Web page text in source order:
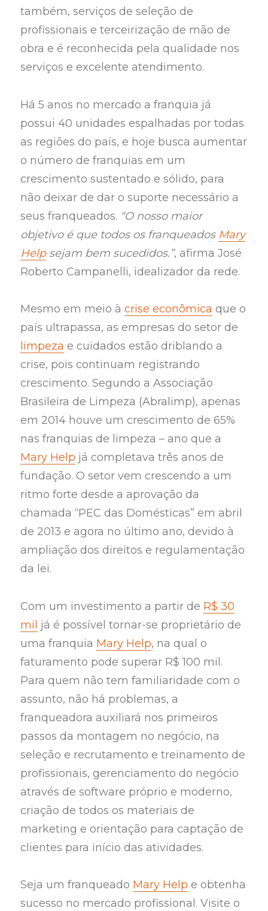
também, serviços de seleção de
profissionais e terceirização de mão de
obra e é reconhecida pela qualidade nos
serviços e excelente atendimento.
Há 5 anos no mercado a franquia já
possui 40 unidades espalhadas por todas
as regiões do país, e hoje busca aumentar
o número de franquias em um
crescimento sustentado e sólido, para
não deixar de dar o suporte necessário a
seus franqueados. “O nosso maior
objetivo é que todos os franqueados Mary
Helpsejam bem sucedidos.”, afirma José
Roberto Campanelli, idealizador da rede.
Mesmo em meio àcrise econômica que o
país ultrapassa, as empresas do setor de
limpeza e cuidados estão driblando a
crise, pois continuam registrando
crescimento. Segundo a Associação
Brasileira de Limpeza (Abralimp), apenas
em 2014 houve um crescimento de 65%
nas franquias de limpeza – ano que a
Mary Help já completava três anos de
fundação. O setor vem crescendo a um
ritmo forte desde a aprovação da
chamada “PEC das Domésticas” em abril
de 2013 e agora no último ano, devido à
ampliação dos direitos e regulamentação
da lei.
Com um investimento a partir de R$ 30
mil já é possível tornar-se proprietário de
uma franquia Mary Help, na qual o
faturamento pode superar R$ 100 mil.
Para quem não tem familiaridade com o
assunto, não há problemas, a
franqueadora auxiliará nos primeiros
passos da montagem no negócio, na
seleção e recrutamento e treinamento de
profissionais, gerenciamento do negócio
através de software próprio e moderno,
criação de todos os materiais de
marketing e orientação para captação de
clientes para início das atividades.
Seja um franqueado Mary Help e obtenha
sucesso no mercado profissional. Visite o